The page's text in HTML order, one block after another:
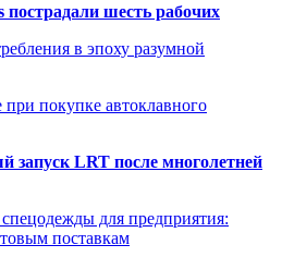
шесть рабочих
в эпоху разумной
покупке автоклавного
запуск LRT после многолетней
для предприятия:
поставкам